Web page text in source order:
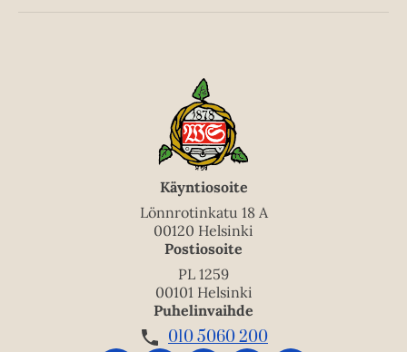
Käyntiosoite
Lönnrotinkatu 18 A
00120 Helsinki
Postiosoite
PL 1259
00101 Helsinki
Puhelinvaihde
010 5060 200